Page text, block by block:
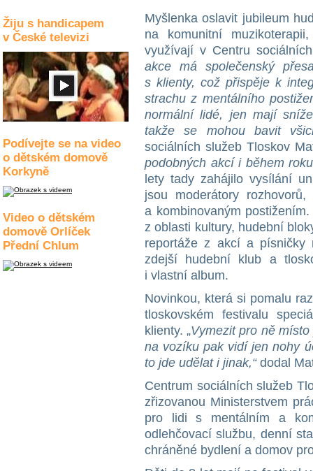
Žiju s handicapem
v České televizi
Podívejte se na video
o dětském domově
Korkyně
Video o dětském
domově Orlíček
Přední Chlum
Myšlenka oslavit jubileum
na komunitní
využívají v Centru
akce má společenský
s klienty, což přispěje k
strachu z mentálního
normální lidé, jen mají
takže se mohou bavit
sociálních služeb Tloskov
podobných akcí i během
lety tady zahájilo vysílání
jsou moderátory
a kombinovaným
z oblasti kultury, hudební
reportáže z akcí a
zdejší hudební klub a
i vlastní album.
Novinkou, která si pomalu
tloskovském festivalu
klienty. „Vymezit pro ně
na vozíku pak vidí jen nohy
to jde udělat i jinak,“dodal
Centrum sociálních služeb
zřizovanou Ministerstvem
pro lidi s mentálním a
odlehčovací službu, denní
chráněné bydlení a domov